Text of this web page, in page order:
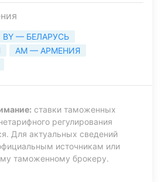
BY — БЕЛАРУСЬ
AM — АРМЕНИЯ
ставки таможенных
регулирования
Для актуальных сведений
источникам или
таможенному брокеру.